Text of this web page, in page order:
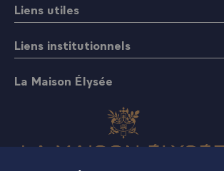
Liens utiles
Liens institutionnels
La Maison Élysée